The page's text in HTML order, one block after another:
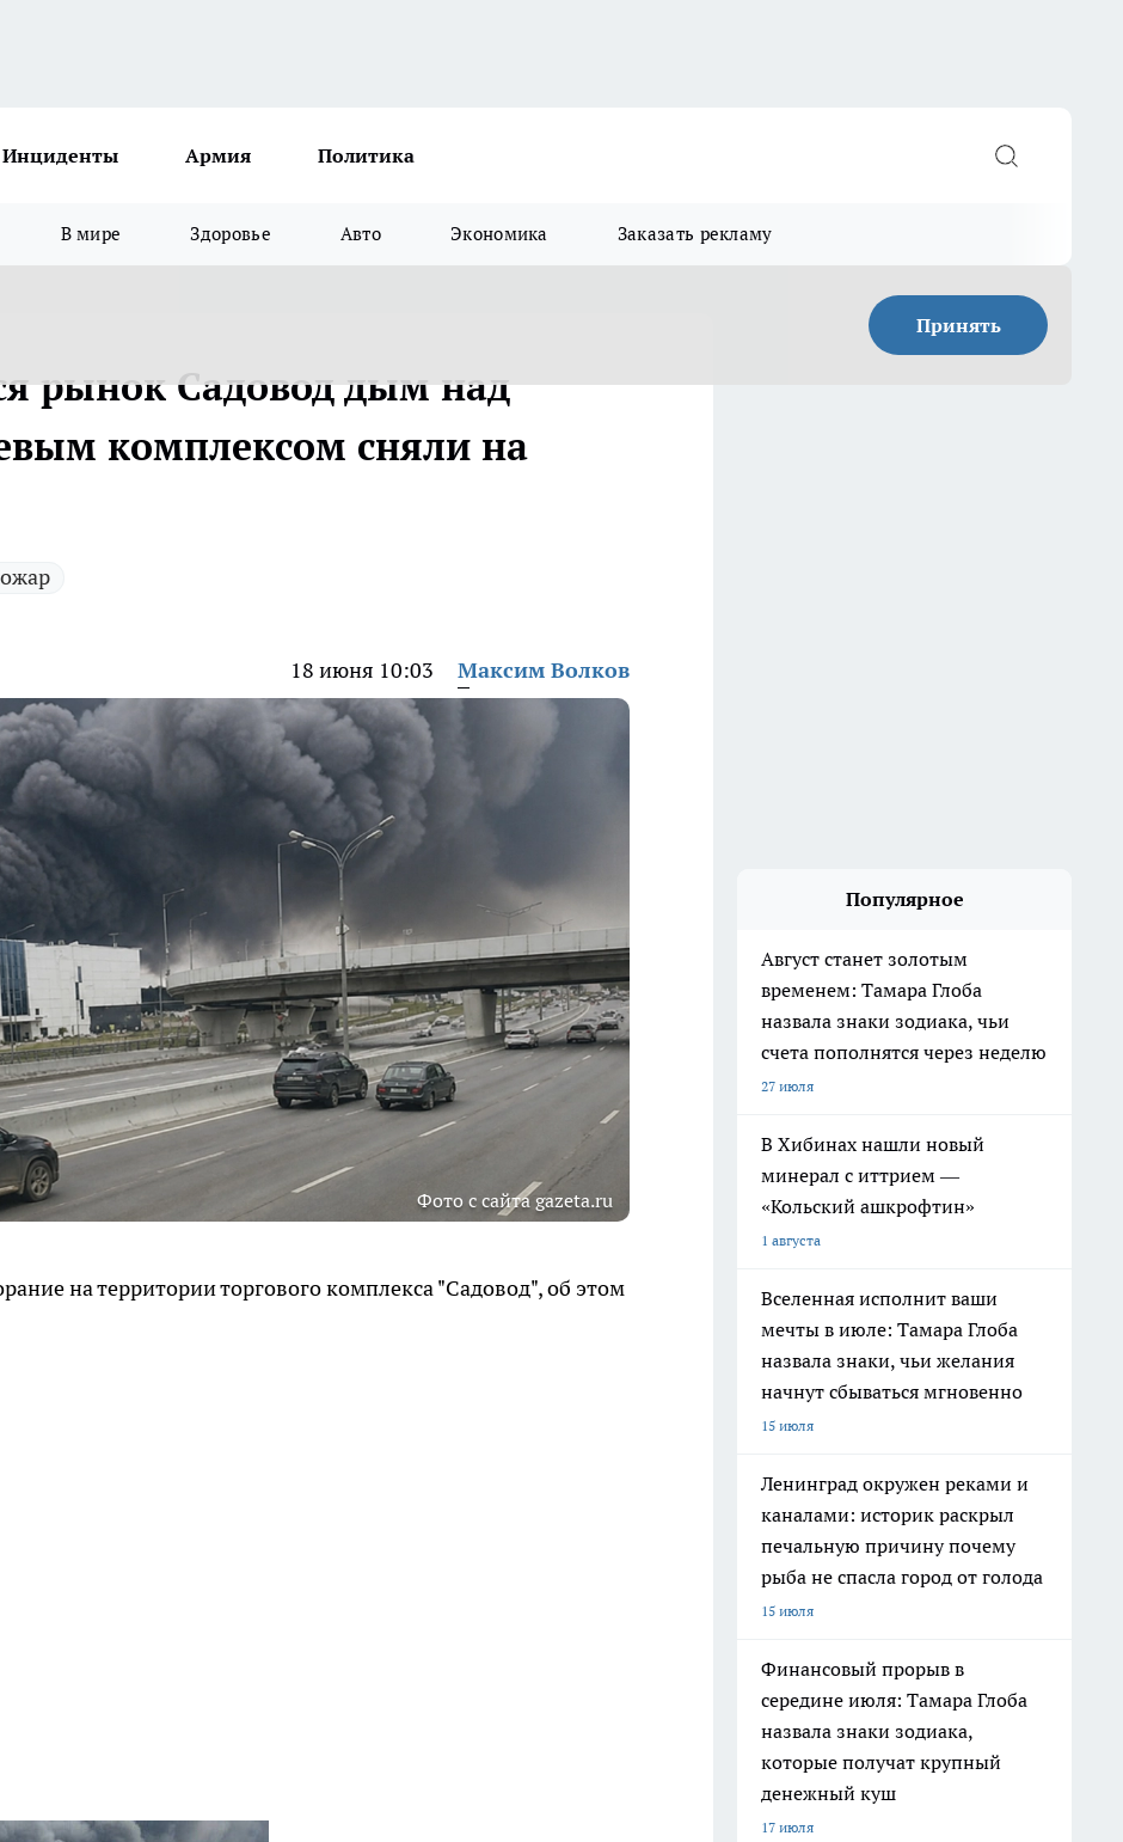
Инциденты Армия Политика
В мире Здоровье Авто Экономика Заказать рекламу
Принять
рынок Садовод дым над
комплексом сняли на
18 июня 10:03 Максим Волков
Фото с сайта gazeta.ru
на территории торгового комплекса "Садовод", об этом
Популярное
Август станет золотым
временем: Тамара Глоба
назвала знаки зодиака, чьи
счета пополнятся через неделю
27 июля
В Хибинах нашли новый
минерал с иттрием —
«Кольский ашкрофтин»
1 августа
Вселенная исполнит ваши
мечты в июле: Тамара Глоба
назвала знаки, чьи желания
начнут сбываться мгновенно
15 июля
Ленинград окружен реками и
каналами: историк раскрыл
печальную причину почему
рыба не спасла город от голода
15 июля
Финансовый прорыв в
середине июля: Тамара Глоба
назвала знаки зодиака,
которые получат крупный
денежный куш
17 июля